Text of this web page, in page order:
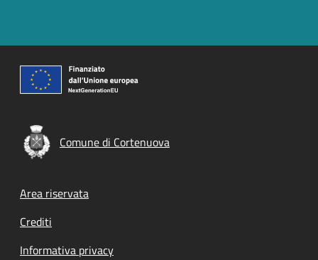
Comune di Cortenuova
Footer menu
Area riservata
Crediti
Informativa privacy